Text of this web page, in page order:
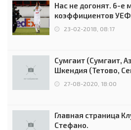
Нас не догонят. 6-е
коэффициентов
Россией
23-02-2018, 08:17
Сумгаит (Сумгаит,
Шкендия (Тетово,
0:2 (0:0)
27-08-2020, 18:00
Главная страница
Стефано.